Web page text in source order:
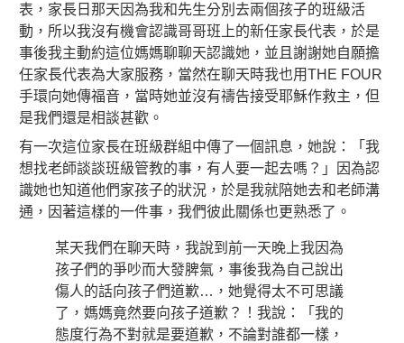
表，家長日那天因為我和先生分別去兩個孩子的班級活
動，所以我沒有機會認識哥哥班上的新任家長代表，於是
事後我主動約這位媽媽聊聊天認識她，並且謝謝她自願擔
任家長代表為大家服務，當然在聊天時我也用THE FOUR
手環向她傳福音，當時她並沒有禱告接受耶穌作救主，但
是我們還是相談甚歡。
有一次這位家長在班級群組中傳了一個訊息，她說：「我
想找老師談談班級管教的事，有人要一起去嗎？」因為認
識她也知道他們家孩子的狀況，於是我就陪她去和老師溝
通，因著這樣的一件事，我們彼此關係也更熟悉了。
某天我們在聊天時，我說到前一天晚上我因為
孩子們的爭吵而大發脾氣，事後我為自己說出
傷人的話向孩子們道歉…，她覺得太不可思議
了，媽媽竟然要向孩子道歉？！我說：「我的
態度行為不對就是要道歉，不論對誰都一樣，